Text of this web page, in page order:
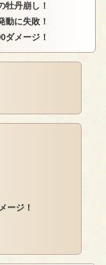
牡丹崩し！
動に失敗！
ダメージ！
ージ！